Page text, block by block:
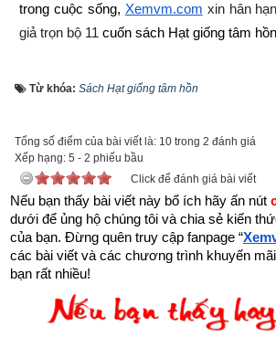
trong cuộc sống, Xemvm.com xin hân
giả trọn bộ 11 cuốn sách Hạt giống tâm hồn
tai-sach-hat-giong-tam-hon-pdf-10.html
để tải về Ebook Sách Hạt giống tâm hồn
0926.138.186 để nhận trực tiếp file pdf.
Sau đây là Câu chuyện về Sức mạnh
trích từ Cuốn “Hạt giống tâm hồn tập
tổng hợp TP. Hồ Chí Minh
Ngày nhỏ, tôi có một thói quen rất xấu
chán”. Một ngày mùa hè nắng chói, cha
nghiệm thú vị từ chiếc kính lúp và một
Từ khóa: Sách Hạt giống tâm hồn
Tổng số điểm của bài viết là: 10 trong 2 đánh giá
Xếp hạng: 5 - 2 phiếu bầu
Click để đánh giá bài viết
Nếu bạn thấy bài viết này bổ ích hãy ấn nút
dưới để ủng hộ chúng tôi và chia sẻ kiến
của bạn. Đừng quên truy cập fanpage “
các bài viết và các chương trình khuyến
bạn rất nhiều!